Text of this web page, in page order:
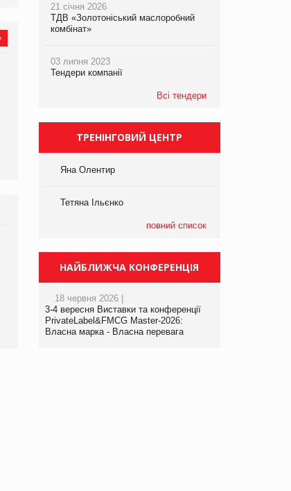
виробництва
компанії «УкраМарин»
Брагина Людмила
Просування компанії на
www.trademaster.ua.
правила. Особливості.
21 січня 2026
ТДВ «Золотоніський маслоробний
комбінат»
03 липня 2023
Тендери компанії
Всі тендери
ТРЕНІНГОВИЙ ЦЕНТР
Яна Олентир
Тетяна Ільєнко
повний список
НАЙБЛИЖЧА КОНФЕРЕНЦІЯ
18 червня 2026 |
3-4 вересня Виставки та конференції
PrivateLabel&FMCG Master-2026:
Власна марка - Власна перевага